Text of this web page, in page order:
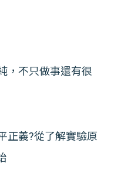
，不只做事還有很
正義?從了解實驗原